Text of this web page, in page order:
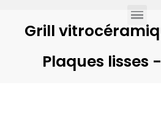
Grill
Plaques lisses -